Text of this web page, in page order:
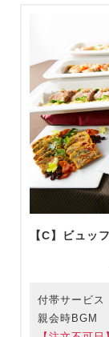
【C】ビュッ
付帯サービス
親会時BGM